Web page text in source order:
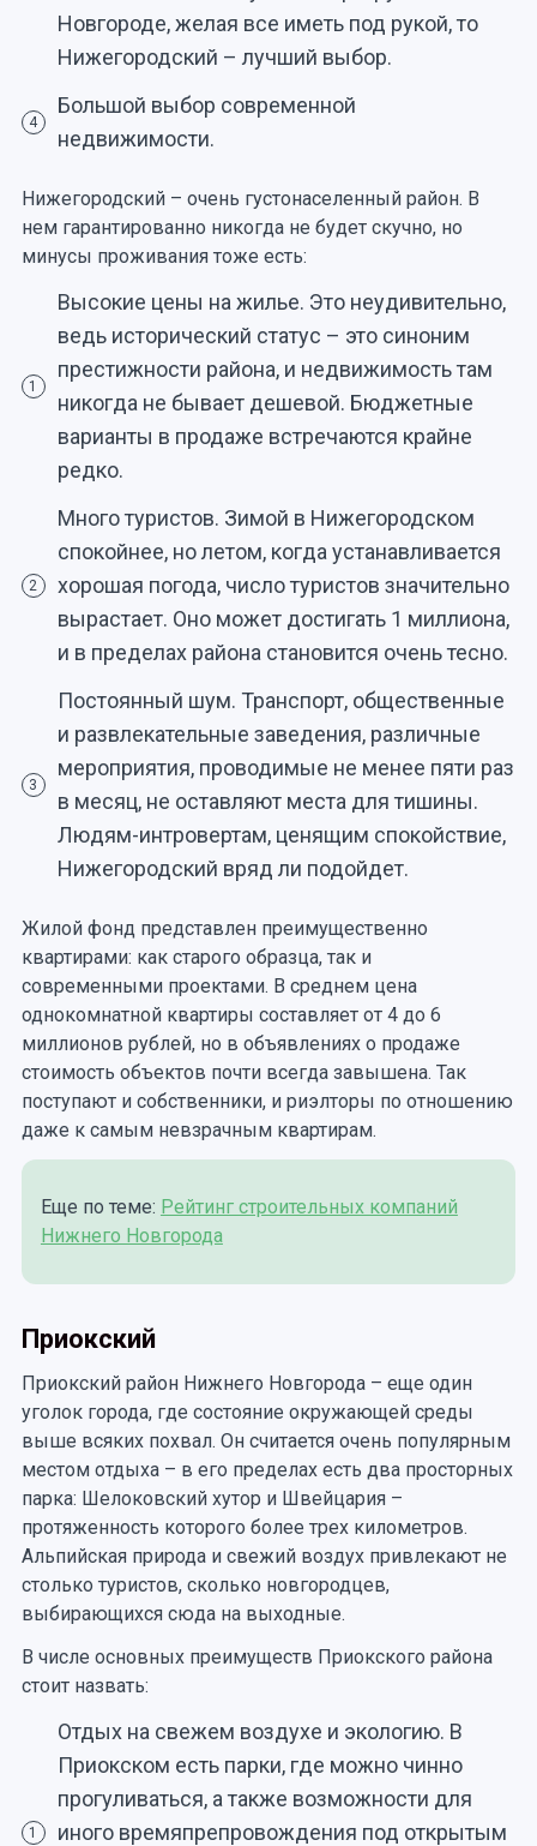
Новгороде, желая все иметь под рукой, то
Нижегородский – лучший выбор.
4
Большой выбор современной
недвижимости.
Нижегородский – очень густонаселенный район. В
нем гарантированно никогда не будет скучно, но
минусы проживания тоже есть:
1
Высокие цены на жилье. Это неудивительно,
ведь исторический статус – это синоним
престижности района, и недвижимость там
никогда не бывает дешевой. Бюджетные
варианты в продаже встречаются крайне
редко.
2
Много туристов. Зимой в Нижегородском
спокойнее, но летом, когда устанавливается
хорошая погода, число туристов значительно
вырастает. Оно может достигать 1 миллиона,
и в пределах района становится очень тесно.
3
Постоянный шум. Транспорт, общественные
и развлекательные заведения, различные
мероприятия, проводимые не менее пяти раз
в месяц, не оставляют места для тишины.
Людям-интровертам, ценящим спокойствие,
Нижегородский вряд ли подойдет.
Жилой фонд представлен преимущественно
квартирами: как старого образца, так и
современными проектами. В среднем цена
однокомнатной квартиры составляет от 4 до 6
миллионов рублей, но в объявлениях о продаже
стоимость объектов почти всегда завышена. Так
поступают и собственники, и риэлторы по отношению
даже к самым невзрачным квартирам.
Еще по теме: Рейтинг строительных компаний
Нижнего Новгорода
Приокский
Приокский район Нижнего Новгорода – еще один
уголок города, где состояние окружающей среды
выше всяких похвал. Он считается очень популярным
местом отдыха – в его пределах есть два просторных
парка: Шелоковский хутор и Швейцария –
протяженность которого более трех километров.
Альпийская природа и свежий воздух привлекают не
столько туристов, сколько новгородцев,
выбирающихся сюда на выходные.
В числе основных преимуществ Приокского района
стоит назвать:
1
Отдых на свежем воздухе и экологию. В
Приокском есть парки, где можно чинно
прогуливаться, а также возможности для
иного времяпрепровождения под открытым